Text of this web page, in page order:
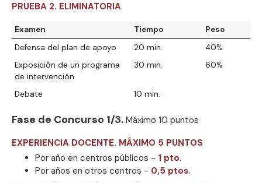
PRUEBA 2. ELIMINATORIA
Examen Tiempo
Peso
Defensa del plan de apoyo
20 min.
40%
Exposición de un programa
de intervención
30 min. 60%
Debate 10 min.
Fase de Concurso 1/3. Máximo 10 puntos
EXPERIENCIA DOCENTE. MÁXIMO 5 PUNTOS
Por año en centros públicos - 1 pto.
Por años en otros centros - 0,5 ptos.